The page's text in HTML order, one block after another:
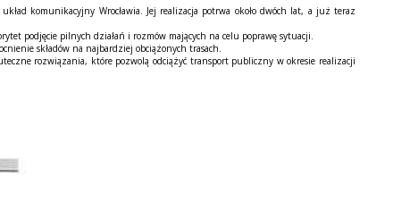
układ komunikacyjny Wrocławia. Jej realizacja potrwa około dwóch lat, a już teraz
podjęcie pilnych działań i rozmów mających na celu poprawę sytuacji.
składów na najbardziej obciążonych trasach.
rozwiązania, które pozwolą odciążyć transport publiczny w okresie realizacji